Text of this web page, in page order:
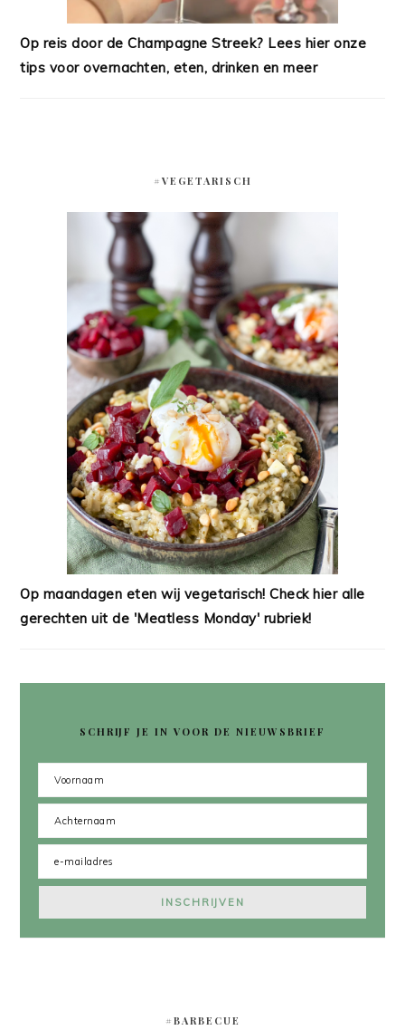
Op reis door de Champagne Streek? Lees hier onze
tips voor overnachten, eten, drinken en meer
#VEGETARISCH
Op maandagen eten wij vegetarisch! Check hier alle
gerechten uit de 'Meatless Monday' rubriek!
SCHRIJF JE IN VOOR DE NIEUWSBRIEF
#BARBECUE